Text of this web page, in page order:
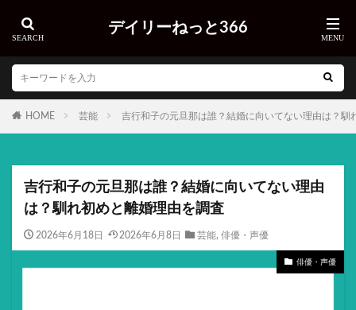
デイリーねっと366
HOME 芸能 吉行和子の元旦那は誰？結婚に向いてない理由は？馴
吉行和子の元旦那は誰？結婚に向いてない理由
は？馴れ初めと離婚理由を調査
2026年6月18日 2026年6月8日 芸能, 俳優・声優
俳優・声優